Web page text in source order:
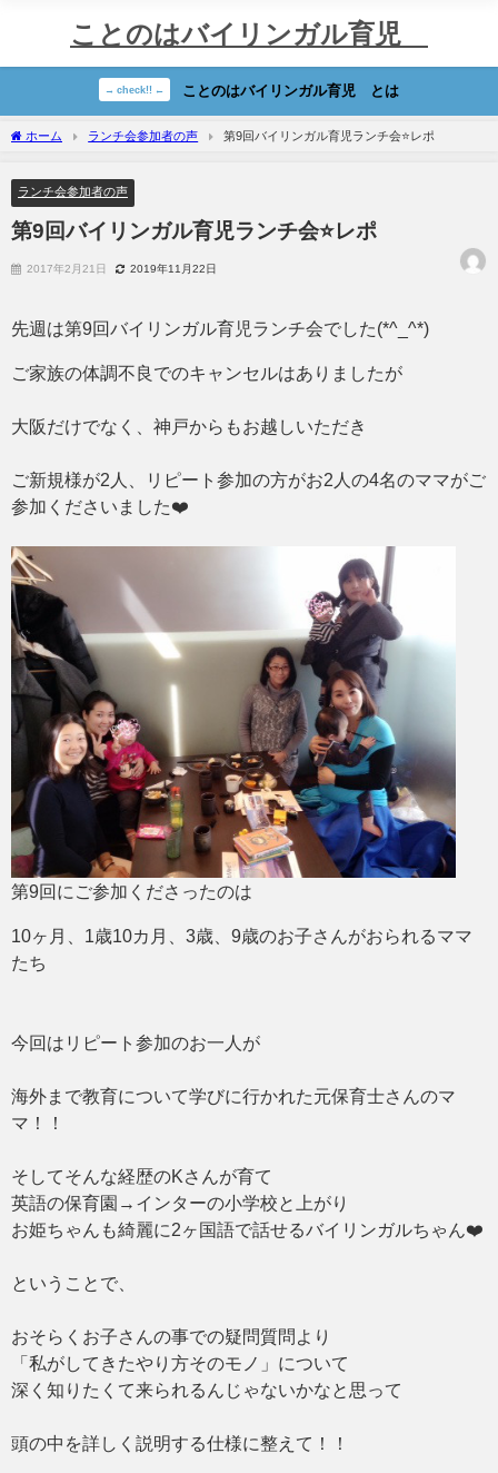
ことのはバイリンガル育児®
→ check!! ← ことのはバイリンガル育児®︎とは
ホーム ランチ会参加者の声 第9回バイリンガル育児ランチ会⭐️レポ
ランチ会参加者の声
第9回バイリンガル育児ランチ会⭐️レポ
2017年2月21日 2019年11月22日
先週は第9回バイリンガル育児ランチ会でした(*^_^*)
ご家族の体調不良でのキャンセルはありましたが
大阪だけでなく、神戸からもお越しいただき
ご新規様が2人、リピート参加の方がお2人の4名のママがご
参加くださいました❤️
第9回にご参加くださったのは
10ヶ月、1歳10カ月、3歳、9歳のお子さんがおられるママ
たち
今回はリピート参加のお一人が
海外まで教育について学びに行かれた元保育士さんのマ
マ！！
そしてそんな経歴のKさんが育て
英語の保育園→インターの小学校と上がり
お姫ちゃんも綺麗に2ヶ国語で話せるバイリンガルちゃん❤️
ということで、
おそらくお子さんの事での疑問質問より
「私がしてきたやり方そのモノ」について
深く知りたくて来られるんじゃないかなと思って
頭の中を詳しく説明する仕様に整えて！！